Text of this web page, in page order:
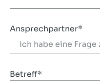
Ansprechpartner*
Betreff*